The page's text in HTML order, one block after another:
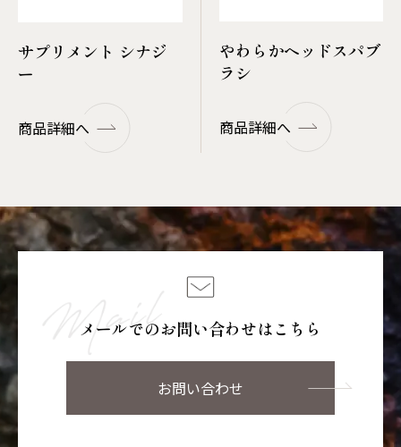
サプリメント シナジ
ー
商品詳細へ
やわらかヘッドスパブ
ラシ
商品詳細へ
メールでのお問い合わせはこちら
お問い合わせ